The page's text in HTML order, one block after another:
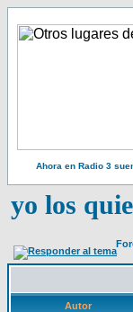
Ahora en Radio 3
yo los
Autor